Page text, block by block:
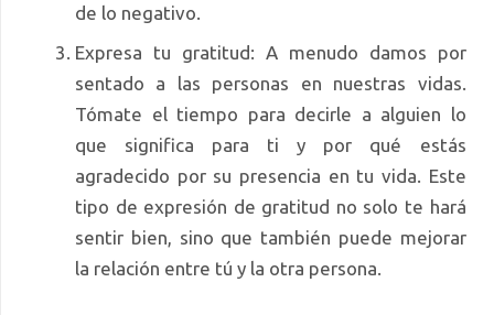
de lo negativo.
Expresa tu gratitud: A menudo damos por
sentado a las personas en nuestras vidas.
Tómate el tiempo para decirle a alguien lo
que significa para ti y por qué estás
agradecido por su presencia en tu vida. Este
tipo de expresión de gratitud no solo te hará
sentir bien, sino que también puede mejorar
la relación entre tú y la otra persona.